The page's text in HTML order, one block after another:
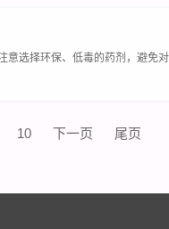
选择环保、低毒的药剂，避免对
10 下一页 尾页